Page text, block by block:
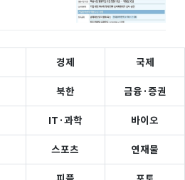
경제 국제
북한 금융·증권
IT·과학 바이오
스포츠 연재물